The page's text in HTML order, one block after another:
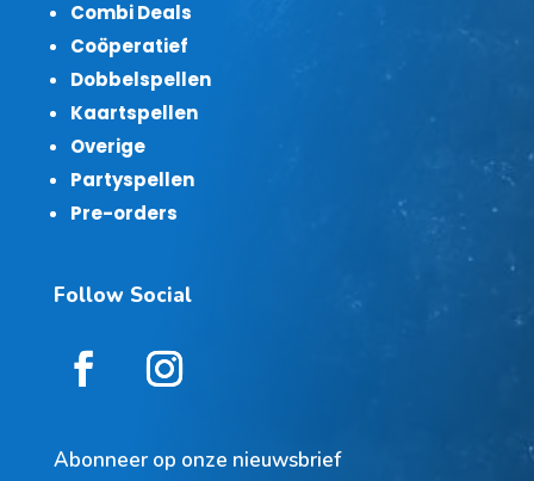
Combi Deals
Coöperatief
Dobbelspellen
Kaartspellen
Overige
Partyspellen
Pre-orders
Follow Social
Abonneer op onze nieuwsbrief